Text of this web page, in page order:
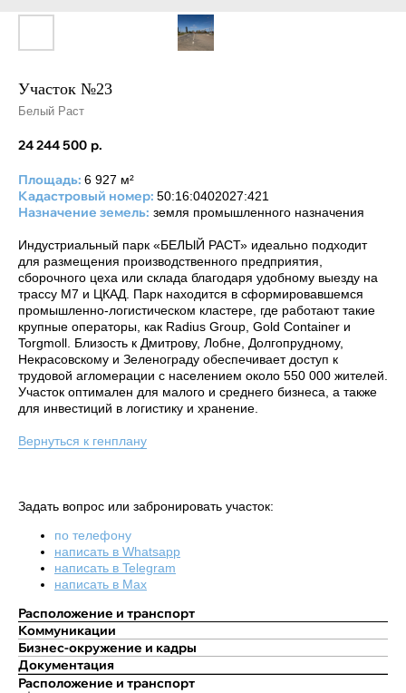
Участок №23
Белый Раст
24 244 500 р.
Площадь: 6 927 м²
Кадастровый номер: 50:16:0402027:421
Назначение земель: земля промышленного назначения
Индустриальный парк «БЕЛЫЙ РАСТ» идеально подходит
для размещения производственного предприятия,
сборочного цеха или склада благодаря удобному выезду на
трассу М7 и ЦКАД. Парк находится в сформировавшемся
промышленно-логистическом кластере, где работают такие
крупные операторы, как Radius Group, Gold Container и
Torgmoll. Близость к Дмитрову, Лобне, Долгопрудному,
Некрасовскому и Зеленограду обеспечивает доступ к
трудовой агломерации с населением около 550 000 жителей.
Участок оптимален для малого и среднего бизнеса, а также
для инвестиций в логистику и хранение.
Вернуться к генплану
Задать вопрос или забронировать участок:
по телефону
написать в Whatsapp
написать в Telegram
написать в Max
Расположение и транспорт
Коммуникации
Бизнес-окружение и кадры
Документация
Расположение и транспорт